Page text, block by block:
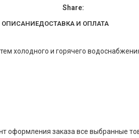
Share:
ОПИСАНИЕДОСТАВКА И ОПЛАТА
холодного и горячего
оформления заказа все выбранные